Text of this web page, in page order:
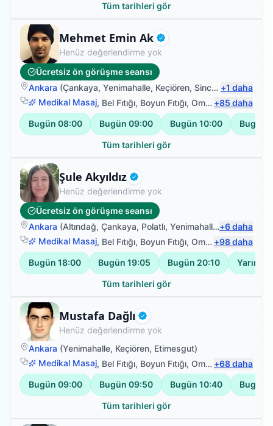
Tüm tarihleri gör
Mehmet Emin Ak Doğrulanmış
Fizyoterapist
Henüz değerlendirme yok
Ücretsiz ön görüşme seansı
Ankara (Çankaya, Yenimahalle, Keçiören, Sincan )
+1 daha
Medikal Masaj, Bel Fıtığı, Boyun Fıtığı, Omuz Bağ Yaralanması +85 daha
Bugün 08:00 Bugün 09:00 Bugün 10:00 Bugün
Tüm tarihleri gör
Şule Akyıldız Doğrulanmış
Fizyoterapist
Henüz değerlendirme yok
Ücretsiz ön görüşme seansı
Ankara (Altındağ, Çankaya, Polatlı, Yenimahalle )+6daha
Medikal Masaj, Bel Fıtığı, Boyun Fıtığı, Omuz Bağ Yaralanması +98daha
Bugün 18:00 Bugün 19:05 Bugün 20:10 Yarın
Tüm tarihleri gör
Mustafa Dağlı Doğrulanmış
Fizyoterapist
Henüz değerlendirme yok
Ankara (Yenimahalle, Keçiören, Etimesgut)
Medikal Masaj, Bel Fıtığı, Boyun Fıtığı, Omuz Bağ Yaralanması +68daha
Bugün 09:00 Bugün 09:50 Bugün 10:40 Bugün
Tüm tarihleri gör